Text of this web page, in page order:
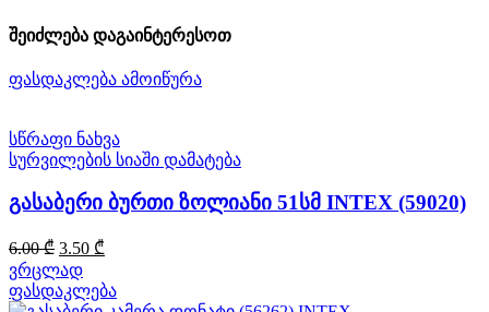
შეიძლება დაგაინტერესოთ
ფასდაკლება ამოიწურა
სწრაფი ნახვა
სურვილების სიაში დამატება
გასაბერი ბურთი ზოლიანი 51სმ INTEX (59020)
6.00₾ Original
price
was:
6.00 ₾.
3.50 ₾
is:
3.50 ₾.
ვრცლად
ფასდაკლება